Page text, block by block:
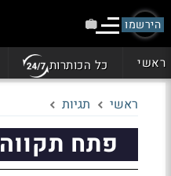
הירשמו
ראשי כל הכותרות
ראשי תגיות
פתח תקווה